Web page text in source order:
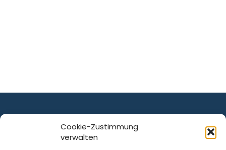
Cookie-Zustimmung
verwalten